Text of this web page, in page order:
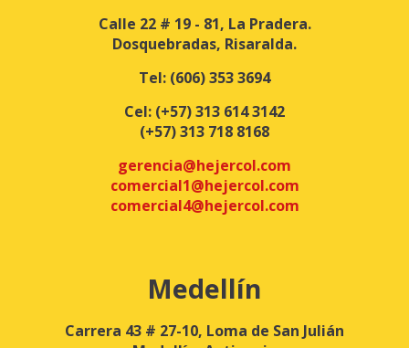
Calle 22 # 19 - 81, La Pradera.
Dosquebradas, Risaralda.
Tel: (606) 353 3694
Cel: (+57) 313 614 3142
(+57) 313 718 8168
gerencia@hejercol.com
comercial1@hejercol.com
comercial4@hejercol.com
Medellín
Carrera 43 # 27-10, Loma de San Julián